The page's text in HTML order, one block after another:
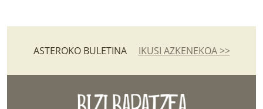
ASTEROKO BULETINA IKUSI AZKENEKOA >>